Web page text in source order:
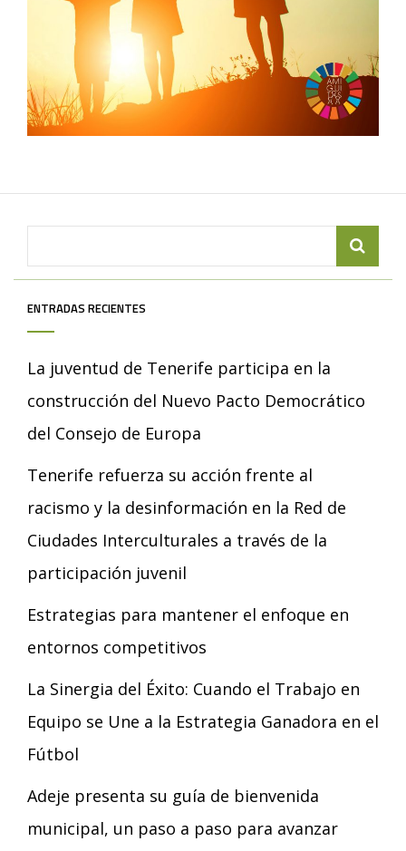
for:
ENTRADAS RECIENTES
La juventud de Tenerife participa en la
construcción del Nuevo Pacto Democrático
del Consejo de Europa
Tenerife refuerza su acción frente al
racismo y la desinformación en la Red de
Ciudades Interculturales a través de la
participación juvenil
Estrategias para mantener el enfoque en
entornos competitivos
La Sinergia del Éxito: Cuando el Trabajo en
Equipo se Une a la Estrategia Ganadora en el
Fútbol
Adeje presenta su guía de bienvenida
municipal, un paso a paso para avanzar